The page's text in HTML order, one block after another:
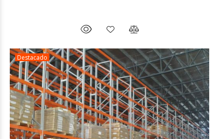
Destacado